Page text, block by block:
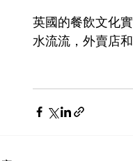
英國的餐飲文化
水流流，外賣店